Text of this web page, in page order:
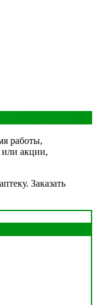
работы,
или акции,
Заказать